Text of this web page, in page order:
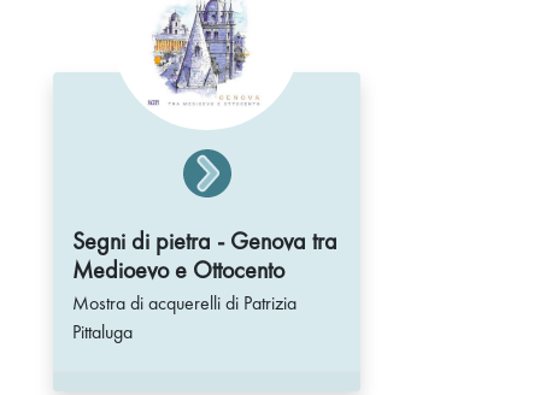
Segni di pietra - Genova tra
Medioevo e Ottocento
Mostra di acquerelli di Patrizia
Pittaluga